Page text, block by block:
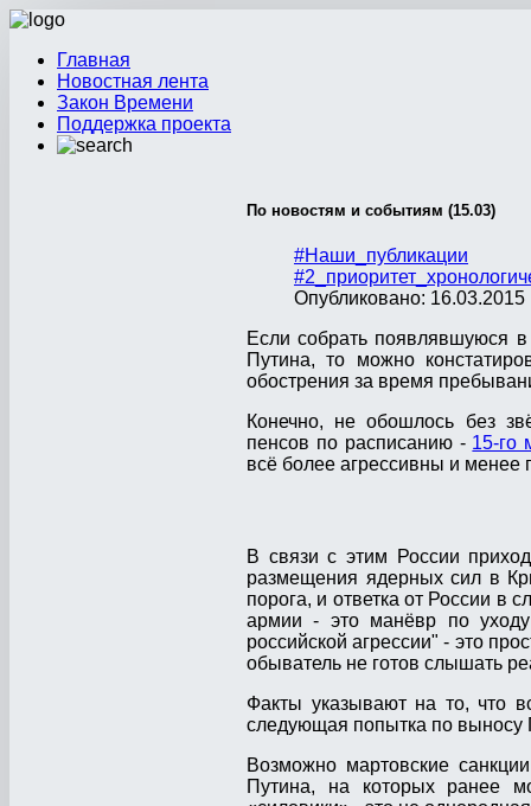
Главная
Новостная лента
Закон Времени
Поддержка проекта
По новостям и событиям (15.03)
#Наши_публикации
Опубликовано: 16.03.2015
Если собрать появлявшуюся
Путина, то можно
обострения за время
Конечно, не обошлось без
пенсов по расписанию - 15-го
всё более агрессивны и менее
В связи с этим России
размещения ядерных сил в
порога, и ответка от России в
армии - это манёвр по
российской агрессии" - это
обыватель не готов слышать
Факты указывают на то, что
следующая попытка по выносу
Возможно мартовские
Путина, на которых ранее